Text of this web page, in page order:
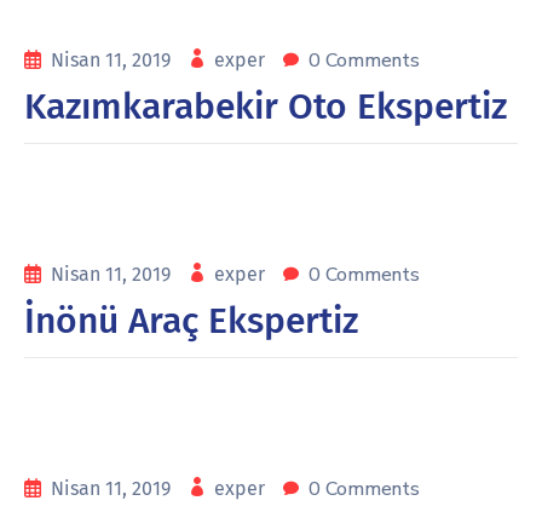
Nisan 11, 2019 exper 0 Comments
Kazımkarabekir Oto Ekspertiz
Nisan 11, 2019 exper 0 Comments
İnönü Araç Ekspertiz
Nisan 11, 2019 exper 0 Comments